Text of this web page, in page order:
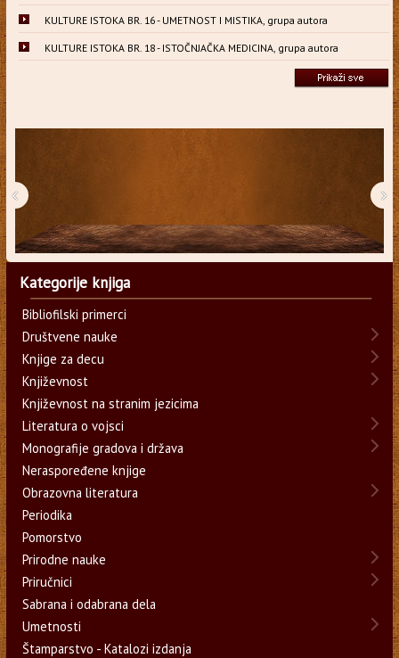
KULTURE ISTOKA BR. 16 - UMETNOST I MISTIKA, grupa autora
KULTURE ISTOKA BR. 18 - ISTOČNJAČKA MEDICINA, grupa autora
‹ ›
Kategorije knjiga
Bibliofilski primerci
Društvene nauke
Knjige za decu
Književnost
Književnost na stranim jezicima
Literatura o vojsci
Monografije gradova i država
Neraspoređene knjige
Obrazovna literatura
Periodika
Pomorstvo
Prirodne nauke
Priručnici
Sabrana i odabrana dela
Umetnosti
Štamparstvo - Katalozi izdanja